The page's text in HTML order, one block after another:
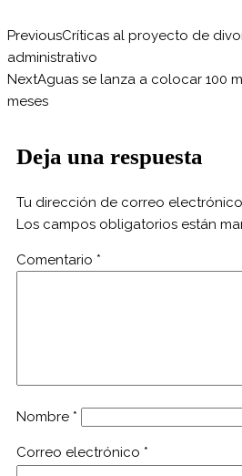
PreviousCríticas al proyecto de
administrativo
NextAguas se lanza a colocar 100
meses
Deja una respuesta
Tu dirección de correo
Los campos obligatorios están
Comentario *
Nombre *
Correo electrónico *